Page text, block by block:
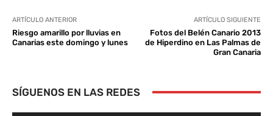
ARTÍCULO ANTERIOR
Riesgo amarillo por lluvias en
Canarias este domingo y lunes
ARTÍCULO SIGUIENTE
Fotos del Belén Canario 2013
de Hiperdino en Las Palmas de
Gran Canaria
SÍGUENOS EN LAS REDES